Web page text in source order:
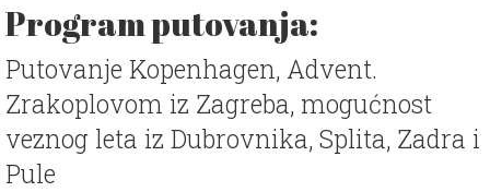
Program putovanja:
Putovanje Kopenhagen, Advent.
Zrakoplovom iz Zagreba, mogućnost
veznog leta iz Dubrovnika, Splita, Zadra i
Pule